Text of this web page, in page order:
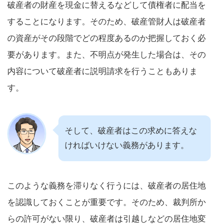
破産者の財産を現金に替えるなどして債権者に配当を
することになります。そのため、破産管財人は破産者
の資産がその段階でどの程度あるのか把握しておく必
要があります。また、不明点が発生した場合は、その
内容について破産者に説明請求を行うこともありま
す。
そして、破産者はこの求めに答えな
ければいけない義務があります。
このような義務を滞りなく行うには、破産者の居住地
を認識しておくことが重要です。そのため、裁判所か
らの許可がない限り、破産者は引越しなどの居住地変